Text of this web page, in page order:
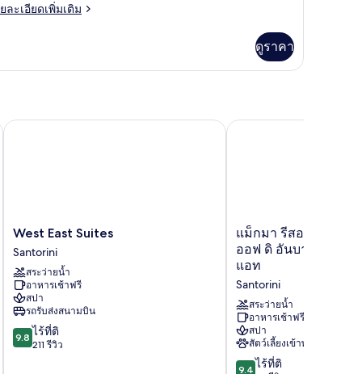
ละเอียดเพิ่มเติม
ดูราคา
West
East
Suites
Santorini
West East Suites
Santorini
สระว่ายน้ำ
อาหารเช้าฟรี
สปา
รถรับส่งสนามบิน
9.8
จาก
9.8 ไร้ที่ติ
211 รีวิว
West East Suites
แม็
กมา
รี
ซาน
โต
รินี,
พาร์
ท
ออฟ
แม็กมา รีสอร์ต ซานโ
ออฟ ดิ อันบาวด์ คอลเ
แอท
Santorini
สระว่ายน้ำ
อาหารเช้าฟรี
สปา
สัตว์เลี้ยงเข้าพักได้
9.4
9.4 ไร้ที่ติ
แม็กมา รีสอร์ต ซานโต